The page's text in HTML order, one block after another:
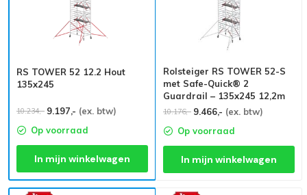
RS TOWER 52 12.2 Hout
135x245
10.234,- 9.197,- (ex. btw)
Op voorraad
In mijn winkelwagen
Rolsteiger RS TOWER 52-S
met Safe-Quick® 2
Guardrail – 135x245 12,2m
werkhoogte
10.176,- 9.466,- (ex. btw)
Op voorraad
In mijn winkelwagen